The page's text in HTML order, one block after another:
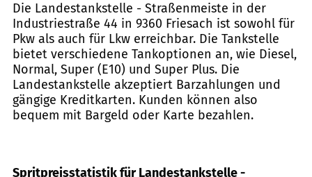
Die Landestankstelle - Straßenmeiste in der
Industriestraße 44 in 9360 Friesach ist sowohl für
Pkw als auch für Lkw erreichbar. Die Tankstelle
bietet verschiedene Tankoptionen an, wie Diesel,
Normal, Super (E10) und Super Plus. Die
Landestankstelle akzeptiert Barzahlungen und
gängige Kreditkarten. Kunden können also
bequem mit Bargeld oder Karte bezahlen.
Spritpreisstatistik für Landestankstelle -